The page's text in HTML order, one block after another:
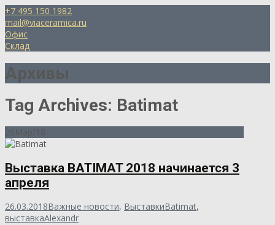
+7 495 150 1982
mail@viaceramica.ru
Офис
Склад
Архивы
Tag Archives: Batimat
26Мар/18
Выставка BATIMAT 2018 начинается 3
апреля
26.03.2018Важные новости, ВыставкиBatimat,
выставкаAlexandr